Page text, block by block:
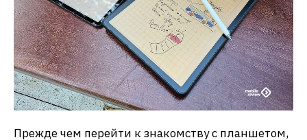
Прежде чем перейти к знакомству с планшетом,